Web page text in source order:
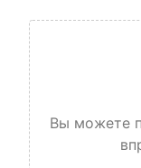
Вы можете